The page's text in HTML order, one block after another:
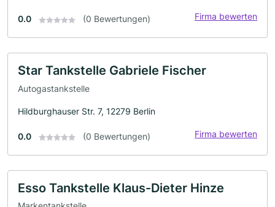
0.0 (0 Bewertungen) Firma bewerten
Star Tankstelle Gabriele Fischer
Autogastankstelle
Hildburghauser Str. 7, 12279 Berlin
0.0 (0 Bewertungen) Firma bewerten
Esso Tankstelle Klaus-Dieter Hinze